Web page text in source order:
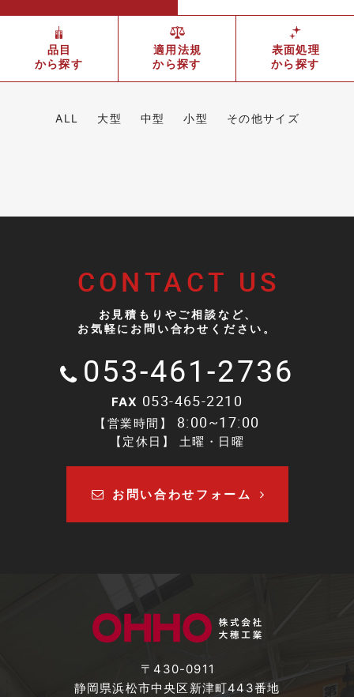
品目
から探す
適用法規
から探す
表面処理
から探す
ALL 大型 中型 小型 その他サイズ
CONTACT US
お見積もりやご相談など、
お気軽にお問い合わせください。
053-461-2736
FAX 053-465-2210
【営業時間】 8:00~17:00
【定休日】 土曜・日曜
お問い合わせフォーム
〒430-0911
静岡県浜松市中央区新津町443番地